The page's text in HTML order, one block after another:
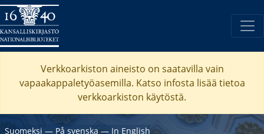
Verkkoarkiston aineisto on saatavilla vain
vapaakappaletyöasemilla. Katso infosta lisää tietoa
verkkoarkiston käytöstä.
Suomeksi ― På svenska― In English